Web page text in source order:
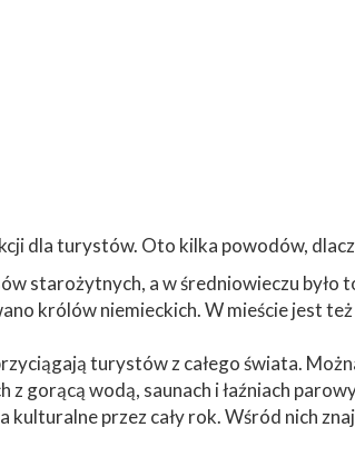
dla turystów. Oto kilka powodów,
starożytnych, a w średniowieczu było
królów niemieckich. W mieście jest
turystów z całego świata.
gorącą wodą, saunach i łaźniach
przez cały rok. Wśród nich